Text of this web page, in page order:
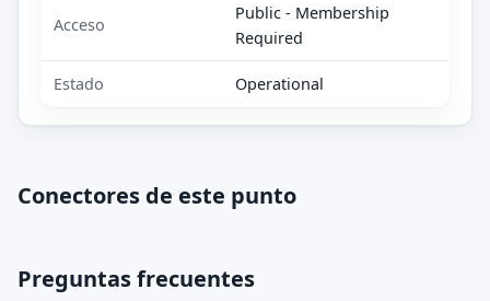
Acceso
Public - Membership
Required
Estado Operational
Conectores de este punto
Preguntas frecuentes